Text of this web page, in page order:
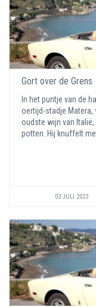
Gort over de Grens
In het puntje van de
oertijd-stadje Matera,
oudste wijn van
potten. Hij knuffelt met
03 JULI 2023